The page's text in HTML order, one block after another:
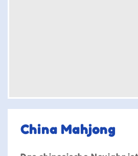
China Mahjong